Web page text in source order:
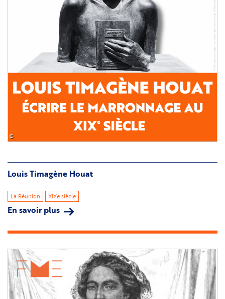
©
Louis Timagène Houat
La Réunion XIXe siècle
En savoir plus sur
Timagène
Houat
Image